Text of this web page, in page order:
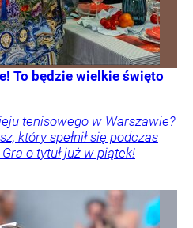
To będzie wielkie święto
tenisowego w Warszawie?
który spełnił się podczas
o tytuł już w piątek!